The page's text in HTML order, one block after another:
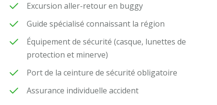
Excursion aller-retour en buggy
Guide spécialisé connaissant la région
Équipement de sécurité (casque, lunettes de
protection et minerve)
Port de la ceinture de sécurité obligatoire
Assurance individuelle accident